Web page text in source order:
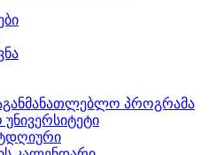
პროგრამა